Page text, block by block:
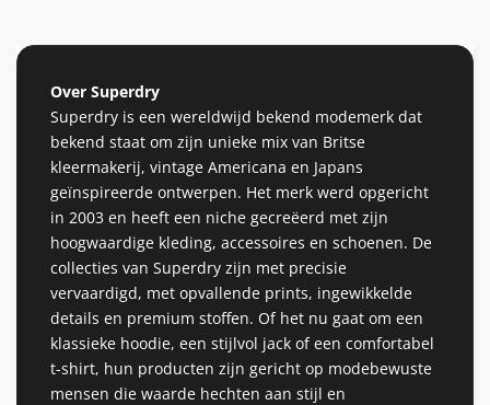
Over Superdry
Superdry is een wereldwijd bekend modemerk dat
bekend staat om zijn unieke mix van Britse
kleermakerij, vintage Americana en Japans
geïnspireerde ontwerpen. Het merk werd opgericht
in 2003 en heeft een niche gecreëerd met zijn
hoogwaardige kleding, accessoires en schoenen. De
collecties van Superdry zijn met precisie
vervaardigd, met opvallende prints, ingewikkelde
details en premium stoffen. Of het nu gaat om een ​​
klassieke hoodie, een stijlvol jack of een comfortabel
t-shirt, hun producten zijn gericht op modebewuste
mensen die waarde hechten aan stijl en